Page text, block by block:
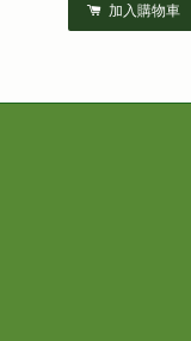
加入購物車